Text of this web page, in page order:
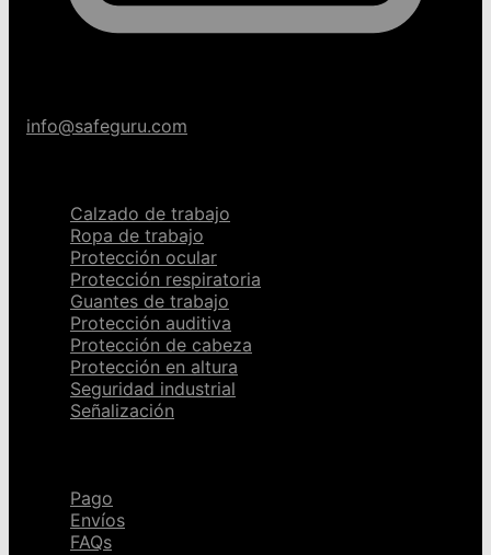
info@safeguru.com
Calzado de trabajo
Ropa de trabajo
Protección ocular
Protección respiratoria
Guantes de trabajo
Protección auditiva
Protección de cabeza
Protección en altura
Seguridad industrial
Señalización
Pago
Envíos
FAQs